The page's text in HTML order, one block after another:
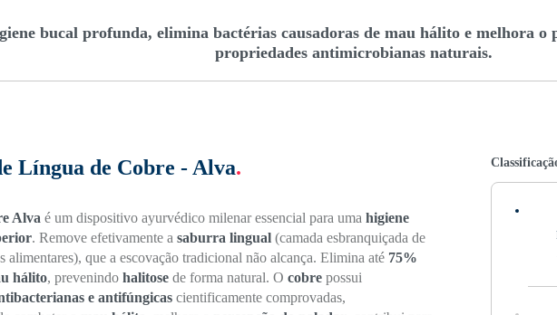
bucal profunda, elimina bactérias causadoras de mau hálito e melhora o
propriedades antimicrobianas naturais.
Língua de Cobre - Alva.
Alva é um dispositivo ayurvédico milenar essencial para uma higiene
. Remove efetivamente a saburra lingual (camada esbranquiçada de
alimentares), que a escovação tradicional não alcança. Elimina até 75%
hálito, prevenindo halitose de forma natural. O cobre possui
e antifúngicas cientificamente comprovadas,